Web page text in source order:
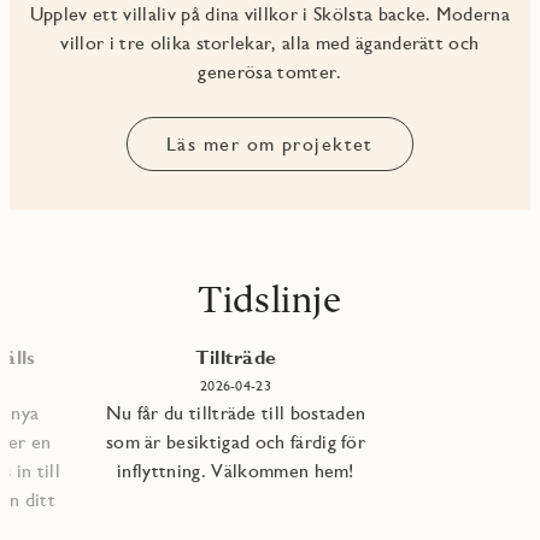
Upplev ett villaliv på dina villkor i Skölsta backe. Moderna
villor i tre olika storlekar, alla med äganderätt och
generösa tomter.
Läs mer om projektet
Tidslinje
nya
en
in till
ditt
Tillträde
2026-04-23
Nu får du tillträde till bostaden
som är besiktigad och färdig för
inflyttning. Välkommen hem!